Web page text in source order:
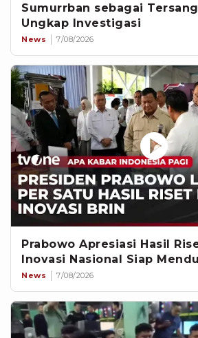
Sumurrban sebagai
Ungkap Investigasi
News 7/08/2026
Prabowo Apresiasi Hasil
Inovasi Nasional Siap
News 7/08/2026